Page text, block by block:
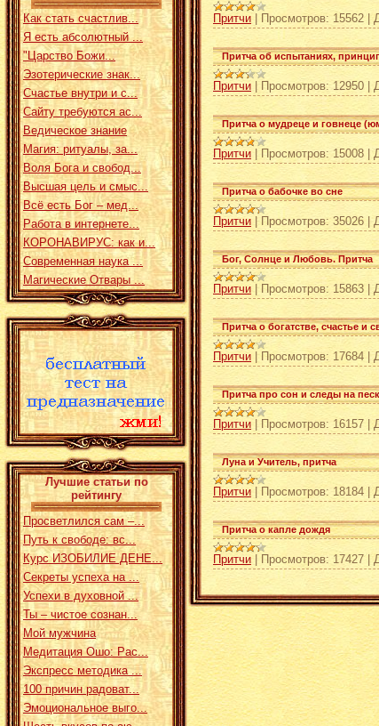
Как стать счастлив...
Я есть абсолютный ...
"Царство Божи...
Эзотерические знак...
Счастье внутри и с...
Сайту требуются ас...
Ведическое знание
Магия: ритуалы, за...
Воля Бога и свобод...
Высшая цель и смыс...
Всё есть Бог – мед...
Работа в интернете...
КОРОНАВИРУС: как и...
Современная наука ...
Магические Отвары ...
Лучшие статьи по
рейтингу
Просветлился сам –...
Путь к свободе: вс...
Курс ИЗОБИЛИЕ ДЕНЕ...
Секреты успеха на ...
Успехи в духовной ...
Ты – чистое сознан...
Мой мужчина
Медитация Ошо: Рас...
Экспресс методика ...
100 причин радоват...
Эмоциональное выго...
Притчи Просмотров: 15562
Притча об испытаниях,
Притчи Просмотров: 12950
Притча о мудреце и говнеце
Притчи Просмотров: 15008
Притча о бабочке во сне
Притчи Просмотров: 35026
Бог, Солнце и Любовь. Притча
Притчи Просмотров: 15863
Притча о богатстве, счастье и
Притчи Просмотров: 17684 |
Притча про сон и следы на
Притчи Просмотров: 16157
Луна и Учитель, притча
Притчи Просмотров: 18184
Притча о капле дождя
Притчи Просмотров: 17427